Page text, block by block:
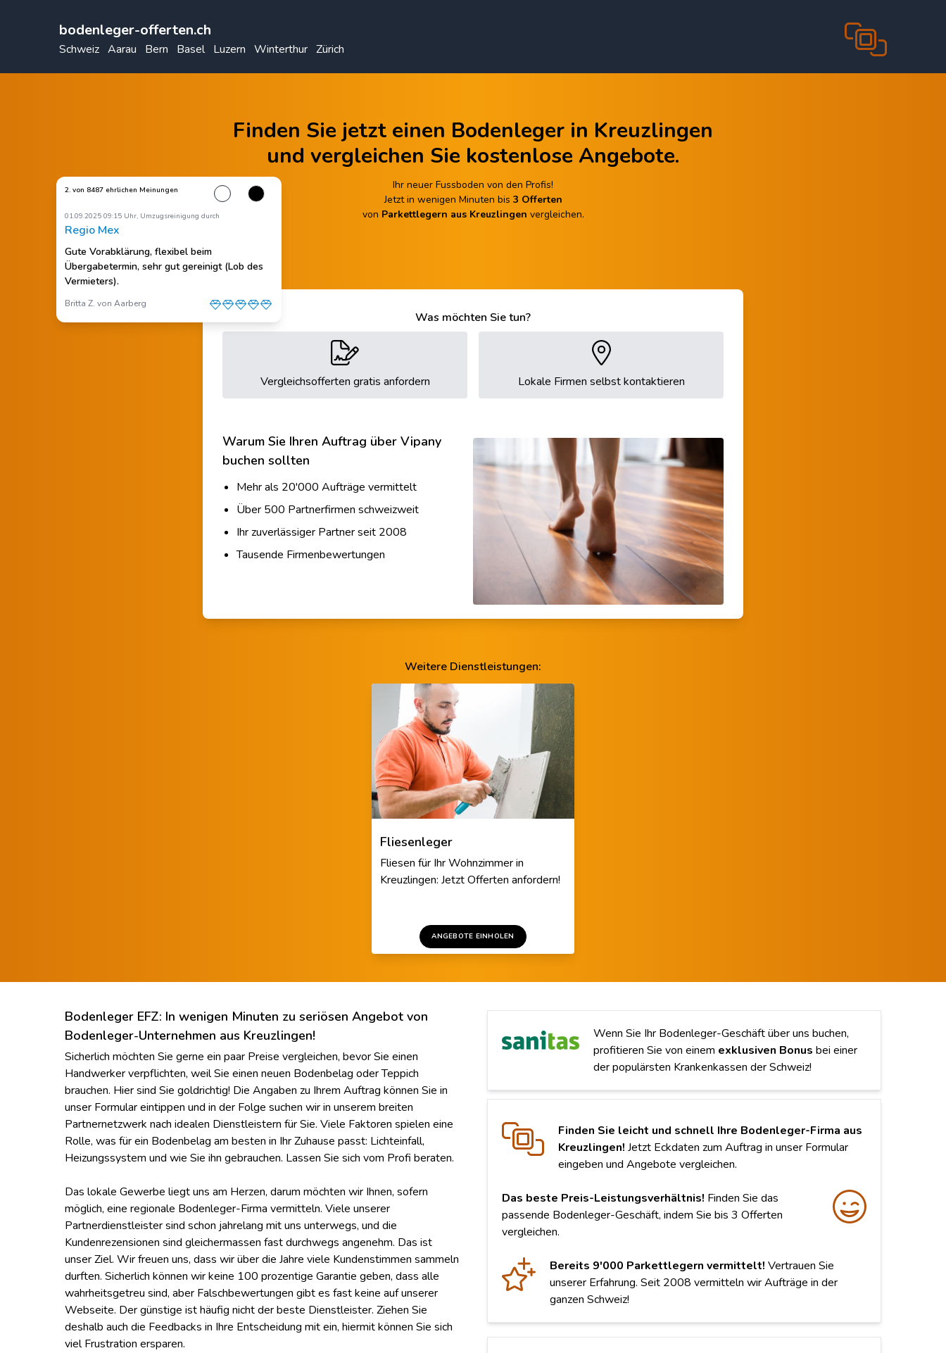
bodenleger-offerten.ch
Schweiz Aarau Bern Basel Luzern Winterthur Zürich
Finden Sie jetzt einen Bodenleger in Kreuzlingen
und vergleichen Sie kostenlose Angebote.
Ihr neuer Fussboden von den Profis!
Jetzt in wenigen Minuten bis 3 Offerten
von Parkettlegern aus Kreuzlingen vergleichen.
2. von 8487 ehrlichen Meinungen
01.09.2025 09:15 Uhr, Umzugsreinigung durch
Regio Mex
Gute Vorabklärung, flexibel beim
Übergabetermin, sehr gut gereinigt (Lob des
Vermieters).
Britta Z. von Aarberg
Was möchten Sie tun?
Vergleichsofferten gratis anfordern Lokale Firmen selbst kontaktieren
Warum Sie Ihren Auftrag über Vipany
buchen sollten
Mehr als 20'000 Aufträge vermittelt
Über 500 Partnerfirmen schweizweit
Ihr zuverlässiger Partner seit 2008
Tausende Firmenbewertungen
Weitere Dienstleistungen:
Fliesenleger
Fliesen für Ihr Wohnzimmer in
Kreuzlingen: Jetzt Offerten anfordern!
ANGEBOTE EINHOLEN
Bodenleger EFZ: In wenigen Minuten zu seriösen Angebot von
Bodenleger-Unternehmen aus Kreuzlingen!
Sicherlich möchten Sie gerne ein paar Preise vergleichen, bevor Sie einen
Handwerker verpflichten, weil Sie einen neuen Bodenbelag oder Teppich
brauchen. Hier sind Sie goldrichtig! Die Angaben zu Ihrem Auftrag können Sie in
unser Formular eintippen und in der Folge suchen wir in unserem breiten
Partnernetzwerk nach idealen Dienstleistern für Sie. Viele Faktoren spielen eine
Rolle, was für ein Bodenbelag am besten in Ihr Zuhause passt: Lichteinfall,
Heizungssystem und wie Sie ihn gebrauchen. Lassen Sie sich vom Profi beraten.
Das lokale Gewerbe liegt uns am Herzen, darum möchten wir Ihnen, sofern
möglich, eine regionale Bodenleger-Firma vermitteln. Viele unserer
Partnerdienstleister sind schon jahrelang mit uns unterwegs, und die
Kundenrezensionen sind gleichermassen fast durchwegs angenehm. Das ist
unser Ziel. Wir freuen uns, dass wir über die Jahre viele Kundenstimmen sammeln
durften. Sicherlich können wir keine 100 prozentige Garantie geben, dass alle
wahrheitsgetreu sind, aber Falschbewertungen gibt es fast keine auf unserer
Webseite. Der günstige ist häufig nicht der beste Dienstleister. Ziehen Sie
deshalb auch die Feedbacks in Ihre Entscheidung mit ein, hiermit können Sie sich
viel Frustration ersparen.
Wenn Sie Ihr Bodenleger-Geschäft über uns buchen,
profitieren Sie von einem exklusiven Bonus bei einer
der populärsten Krankenkassen der Schweiz!
Finden Sie leicht und schnell Ihre Bodenleger-Firma aus
Kreuzlingen! Jetzt Eckdaten zum Auftrag in unser Formular
eingeben und Angebote vergleichen.
Das beste Preis-Leistungsverhältnis! Finden Sie das
passende Bodenleger-Geschäft, indem Sie bis 3 Offerten
vergleichen.
Bereits 9'000 Parkettlegern vermittelt! Vertrauen Sie
unserer Erfahrung. Seit 2008 vermitteln wir Aufträge in der
ganzen Schweiz!